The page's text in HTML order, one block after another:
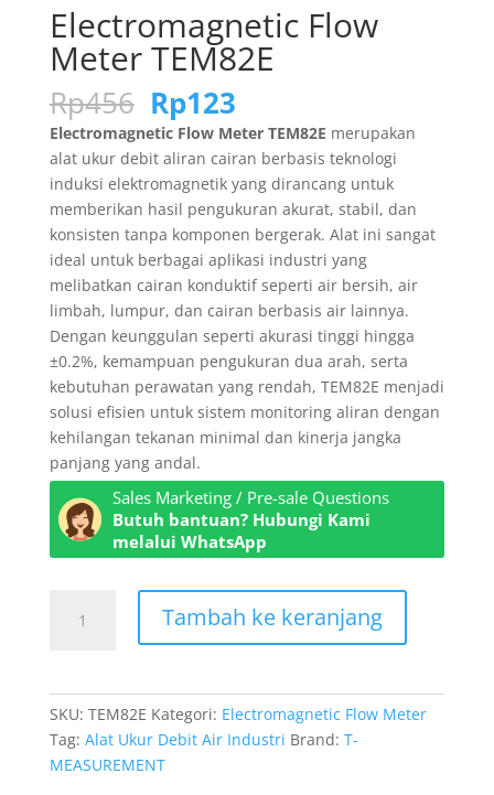
Electromagnetic Flow
Meter TEM82E
Rp456 Harga
aslinya
adalah:
Rp456.
Rp123Harga
saat
ini
adalah:
Rp123.
Electromagnetic Flow Meter TEM82E merupakan
alat ukur debit aliran cairan berbasis teknologi
induksi elektromagnetik yang dirancang untuk
memberikan hasil pengukuran akurat, stabil, dan
konsisten tanpa komponen bergerak. Alat ini sangat
ideal untuk berbagai aplikasi industri yang
melibatkan cairan konduktif seperti air bersih, air
limbah, lumpur, dan cairan berbasis air lainnya.
Dengan keunggulan seperti akurasi tinggi hingga
±0.2%, kemampuan pengukuran dua arah, serta
kebutuhan perawatan yang rendah, TEM82E menjadi
solusi efisien untuk sistem monitoring aliran dengan
kehilangan tekanan minimal dan kinerja jangka
panjang yang andal.
Sales Marketing / Pre-sale Questions
Butuh bantuan? Hubungi Kami
melalui WhatsApp
ElectromagneticTambah ke keranjang
SKU: TEM82E Kategori: Electromagnetic Flow Meter
Tag: Alat Ukur Debit Air Industri Brand: T-
MEASUREMENT